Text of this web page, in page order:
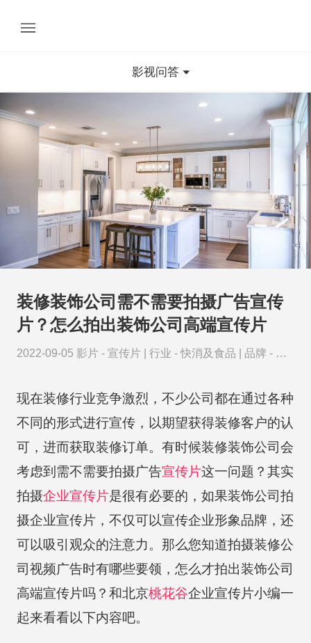
影视问答
装修装饰公司需不需要拍摄广告宣传
片？怎么拍出装饰公司高端宣传片
2022-09-05 影片 - 宣传片 行业 -快消及食品 品牌 - 美
现在装修行业竞争激烈，不少公司都在通过各种
不同的形式进行宣传，以期望获得装修客户的认
可，进而获取装修订单。有时候装修装饰公司会
考虑到需不需要拍摄广告宣传片这一问题？其实
拍摄企业宣传片是很有必要的，如果装饰公司拍
摄企业宣传片，不仅可以宣传企业形象品牌，还
可以吸引观众的注意力。那么您知道拍摄装修公
司视频广告时有哪些要领，怎么才拍出装饰公司
高端宣传片吗？和北京桃花谷企业宣传片小编一
起来看看以下内容吧。